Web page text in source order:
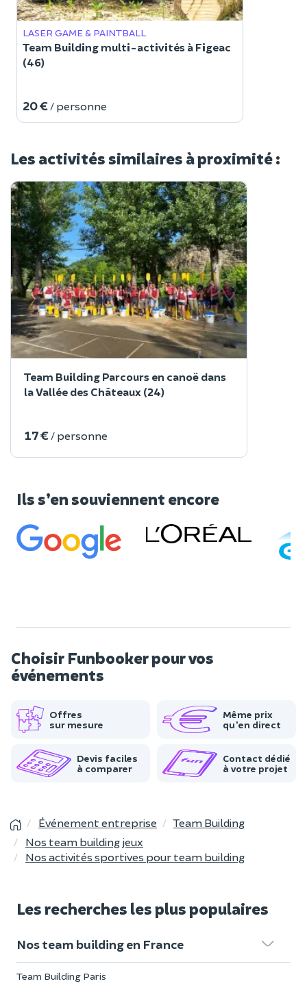
LASER GAME & PAINTBALL
Team Building multi-activités à Figeac
(46)
20 € / personne
Les activités similaires à proximité :
Team Building Parcours en canoë dans
la Vallée des Châteaux (24)
17 € / personne
Ils s’en souviennent encore
Choisir Funbooker pour vos
événements
Offres
sur mesure
Même prix
qu'en direct
Devis faciles
à comparer
Contact dédié
à votre projet
Événement entreprise
Team Building
Nos team building jeux
Nos activités sportives pour team building
Les recherches les plus populaires
Nos team building en France
Team Building Paris